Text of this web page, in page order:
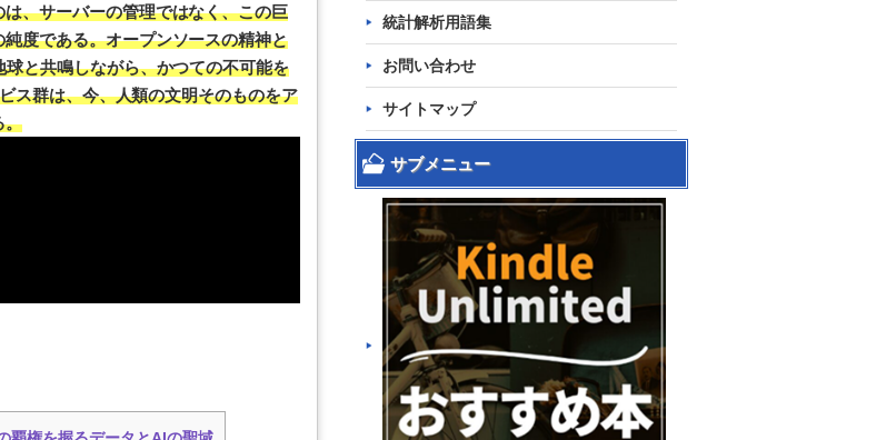
、サーバーの管理ではなく、この巨
度である。オープンソースの精神と
と共鳴しながら、かつての不可能を
ス群は、今、人類の文明そのものをア
。
統計解析用語集
お問い合わせ
サイトマップ
サブメニュー